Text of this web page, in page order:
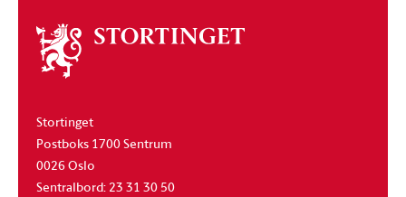
Om
stortinget
Stortinget
Postboks 1700 Sentrum
0026 Oslo
Sentralbord: 23 31 30 50